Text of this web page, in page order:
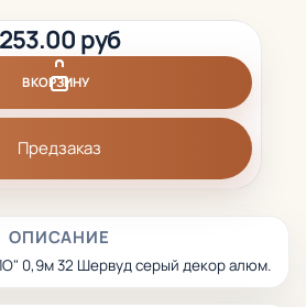
ОПИСАНИЕ
0,9м 32 Шервуд серый декор алюм.
253.00 руб
В КОРЗИНУ
Предзаказ